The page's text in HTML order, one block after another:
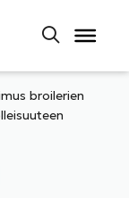
broilerien